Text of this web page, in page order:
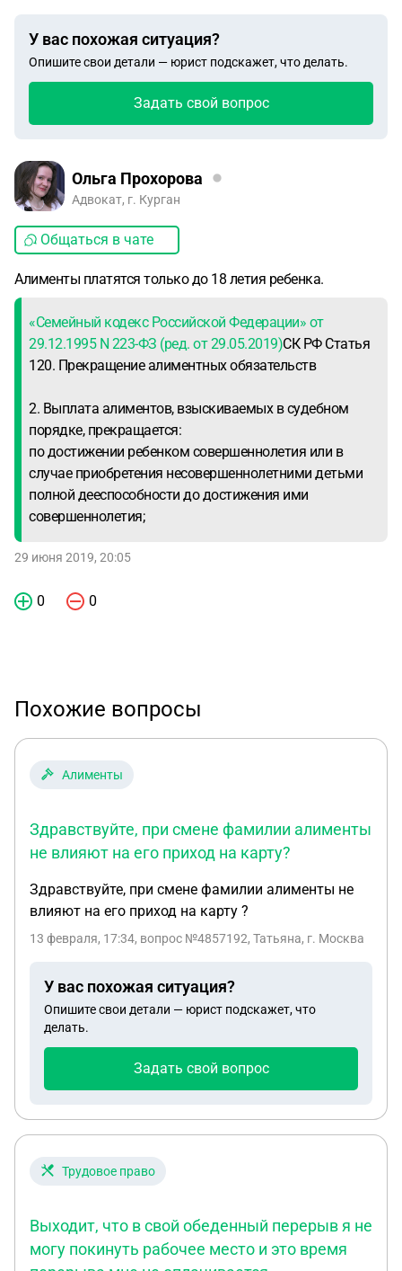
У вас похожая ситуация?
Опишите свои детали — юрист подскажет, что делать.
Задать свой вопрос
Ольга Прохорова
Адвокат, г. Курган
Общаться в чате
Алименты платятся только до 18 летия ребенка.
«Семейный кодекс Российской Федерации» от
29.12.1995 N 223-ФЗ (ред. от 29.05.2019)СК РФ Статья
120. Прекращение алиментных обязательств
2. Выплата алиментов, взыскиваемых в судебном
порядке, прекращается:
по достижении ребенком совершеннолетия или в
случае приобретения несовершеннолетними детьми
полной дееспособности до достижения ими
совершеннолетия;
29 июня 2019, 20:05
0 0
Похожие вопросы
Алименты
Здравствуйте, при смене фамилии алименты
не влияют на его приход на карту?
Здравствуйте, при смене фамилии алименты не
влияют на его приход на карту ?
13 февраля, 17:34, вопрос №4857192, Татьяна, г. Москва
У вас похожая ситуация?
Опишите свои детали — юрист подскажет, что
делать.
Задать свой вопрос
Трудовое право
Выходит, что в свой обеденный перерыв я не
могу покинуть рабочее место и это время